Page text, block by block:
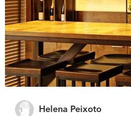
Helena Peixoto